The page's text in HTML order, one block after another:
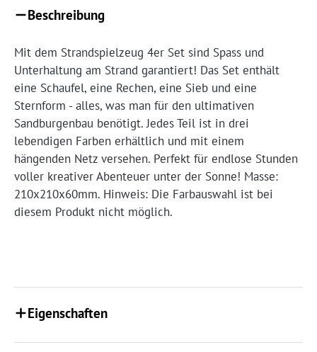
Beschreibung
Mit dem Strandspielzeug 4er Set sind Spass und
Unterhaltung am Strand garantiert! Das Set enthält
eine Schaufel, eine Rechen, eine Sieb und eine
Sternform - alles, was man für den ultimativen
Sandburgenbau benötigt. Jedes Teil ist in drei
lebendigen Farben erhältlich und mit einem
hängenden Netz versehen. Perfekt für endlose Stunden
voller kreativer Abenteuer unter der Sonne! Masse:
210x210x60mm. Hinweis: Die Farbauswahl ist bei
diesem Produkt nicht möglich.
Eigenschaften